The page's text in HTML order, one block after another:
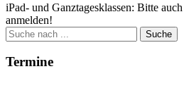
iPad- und Ganztagesklassen: Bitte
anmelden!
Suche
nach:
Termine